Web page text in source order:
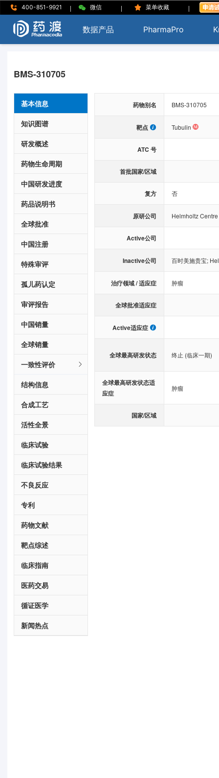
400-851-9921 | 微信 | 菜单收藏 |
数据产品 PharmaPro
BMS-310705
基本信息
知识图谱
研发概述
药物生命周期
中国研发进度
药品说明书
全球批准
中国注册
特殊审评
孤儿药认定
审评报告
中国销量
全球销量
一致性评价
结构信息
合成工艺
活性全景
临床试验
临床试验结果
不良反应
专利
药物文献
靶点综述
临床指南
医药交易
循证医学
新闻热点
药物别名 BMS-310705
靶点 Tubulin
ATC 号
首批国家/区域
复方 否
原研公司 Helmholtz
Active公司
Inactive公司 百时美施贵宝;
治疗领域 / 适应症 肿瘤
全球批准适应症
Active适应症
全球最高研发状态 终止 (临床一期)
全球最高研发状态适
应症
肿瘤
国家/区域